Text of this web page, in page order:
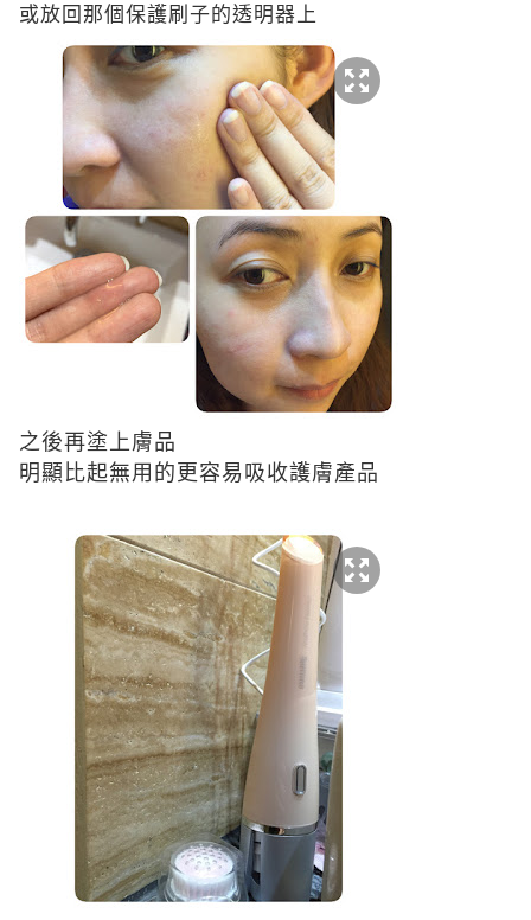
或放回那個保護刷子的透明器上
之後再塗上膚品
明顯比起無用的更容易吸收護膚產品